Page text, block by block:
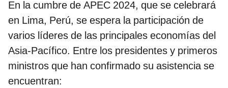
En la cumbre de APEC 2024, que se celebrará
en Lima, Perú, se espera la participación de
varios líderes de las principales economías del
Asia-Pacífico. Entre los presidentes y primeros
ministros que han confirmado su asistencia se
encuentran: